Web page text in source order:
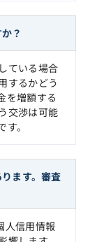
？
ている場合
するかどう
を増額する
交渉は可能
。
ます。審査
人信用情報